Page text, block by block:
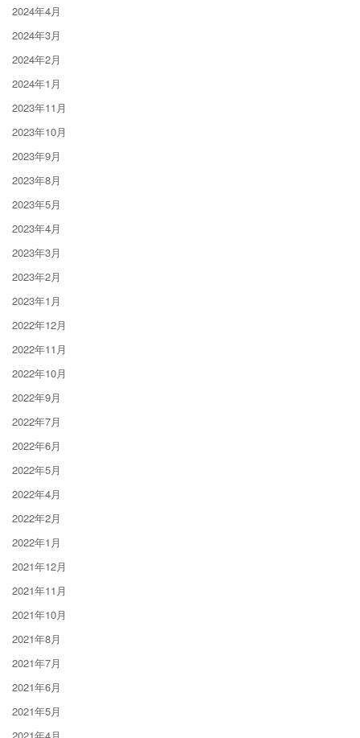
2024年4月
2024年3月
2024年2月
2024年1月
2023年11月
2023年10月
2023年9月
2023年8月
2023年5月
2023年4月
2023年3月
2023年2月
2023年1月
2022年12月
2022年11月
2022年10月
2022年9月
2022年7月
2022年6月
2022年5月
2022年4月
2022年2月
2022年1月
2021年12月
2021年11月
2021年10月
2021年8月
2021年7月
2021年6月
2021年5月